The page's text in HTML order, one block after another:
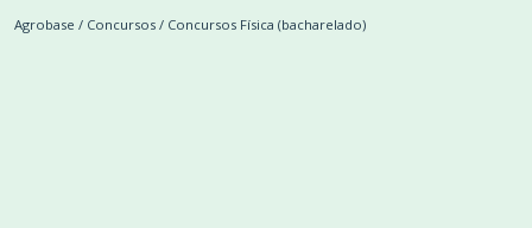
Agrobase / Concursos / Concursos Física (bacharelado)